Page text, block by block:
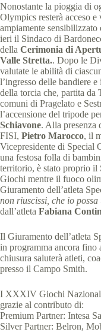
Nonostante la pioggia di
Olympics resterà acceso
ampiamente
ieri il Sindaco di
della Cerimonia di
Valle Stretta.. Dopo le
valutate le abilità di
l’ingresso delle bandiere
della torcia che, partita da
comuni di Pragelato e
l’accensione del tripode
Schiavone. Alla presenza
FISI, Pietro Marocco, il
Vicepresidente di Special
una festosa folla di
territorio, è stato proprio il
Giochi mentre il fuoco
Giuramento dell’atleta
non riuscissi, che io
dall’atleta Fabiana Contin
Il Giuramento dell’atleta
in programma ancora fino
chiusura saluterà atleti,
presso il Campo Smith.
I XXXIV Giochi
grazie al contributo di:
Premium Partner: Intesa
Silver Partner: Belron,